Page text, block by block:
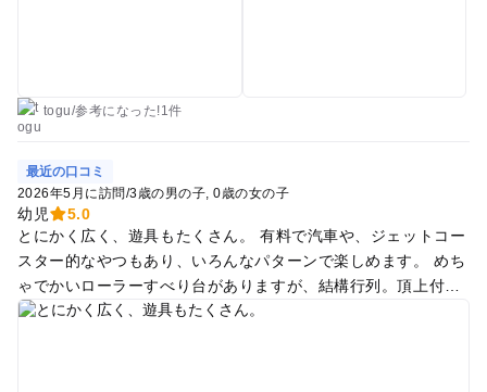
togu/参考に なった!1件
最近の口コミ
2026年5月に訪問/3歳の男の子 0歳の女の子
幼児
5.0
とにかく広く、遊具もたくさん。 有料で汽車や、ジェットコー
スター的なやつもあり、いろんなパターンで楽しめます。 めち
ゃでかいローラーすべり台がありますが、結構行列。頂上付近
はちっちゃい虫が大量にいました。